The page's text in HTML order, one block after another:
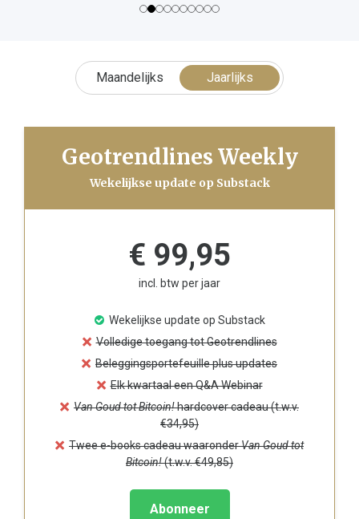
Maandelijks Jaarlijks
Geotrendlines Weekly
Wekelijkse update op Substack
€ 99,95
incl. btw per jaar
Wekelijkse update op Substack
Volledige toegang tot Geotrendlines
Beleggingsportefeuille plus updates
Elk kwartaal een Q&A Webinar
Van Goud tot Bitcoin!hardcover cadeau (t.w.v.
€34,95)
Twee e-books cadeau waaronderVan Goud tot
Bitcoin!(t.w.v. €49,85)
Abonneer